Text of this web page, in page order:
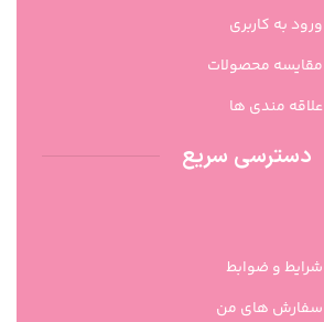
ورود به کاربری
مقایسه محصولات
علاقه مندی ها
دسترسی سریع
شرایط و ضوابط
سفارش های من